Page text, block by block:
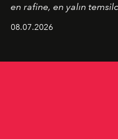
en rafine, en yalın
08.07.2026